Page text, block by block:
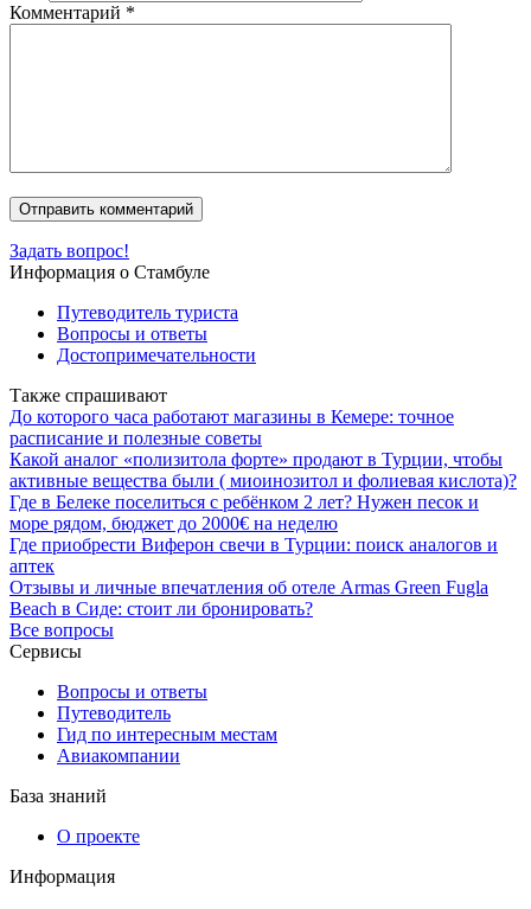
Комментарий *
Задать вопрос!
Информация о Стамбуле
Путеводитель туриста
Вопросы и ответы
Достопримечательности
Также спрашивают
До которого часа работают магазины в Кемере: точное
расписание и полезные советы
Какой аналог «полизитола форте» продают в Турции, чтобы
активные вещества были ( миоинозитол и фолиевая кислота)?
Где в Белеке поселиться с ребёнком 2 лет? Нужен песок и
море рядом, бюджет до 2000€ на неделю
Где приобрести Виферон свечи в Турции: поиск аналогов и
аптек
Отзывы и личные впечатления об отеле Armas Green Fugla
Beach в Сиде: стоит ли бронировать?
Все вопросы
Сервисы
Вопросы и ответы
Путеводитель
Гид по интересным местам
Авиакомпании
База знаний
О проекте
Информация